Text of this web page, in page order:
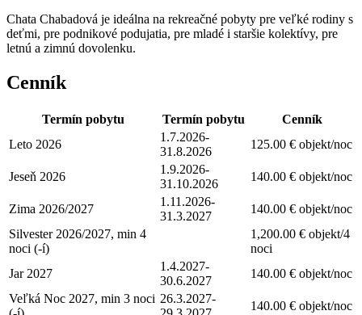
Chata Chabadová je ideálna na rekreačné pobyty pre veľké rodiny s
deťmi, pre podnikové podujatia, pre mladé i staršie kolektívy, pre
letnú a zimnú dovolenku.
Cenník
Termín pobytu Termín pobytu
Cenník
Leto 2026
1.7.2026-
31.8.2026
125.00 € objekt/noc
Jeseň 2026
1.9.2026-
31.10.2026
140.00 € objekt/noc
Zima 2026/2027
1.11.2026-
31.3.2027
140.00 € objekt/noc
Silvester 2026/2027, min 4
noci (-í)
1,200.00 € objekt/4
noci
Jar 2027
1.4.2027-
30.6.2027
140.00 € objekt/noc
Veľká Noc 2027, min 3 noci 26.3.2027-
140.00 € objekt/noc